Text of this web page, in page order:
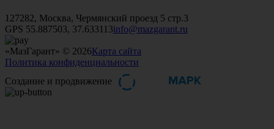
127282, Москва, Чермянский проезд 5 стр.3
GPS 55.887503, 37.633113info@mazgarant.ru
«МазГарант» © 2026Карта сайта
Политика конфиденциальности
Создание и продвижение